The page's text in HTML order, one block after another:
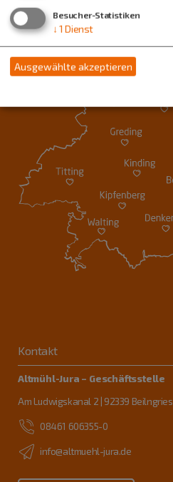
Kontakt
Altmühl-Jura – Geschäftsstelle
Am Ludwigskanal 2 | 92339 Beilngries
08461 606355-0
info@altmuehl-jura.de
Besucher-Statistiken
↓ 1 Dienst
Ausgewählte akzeptieren